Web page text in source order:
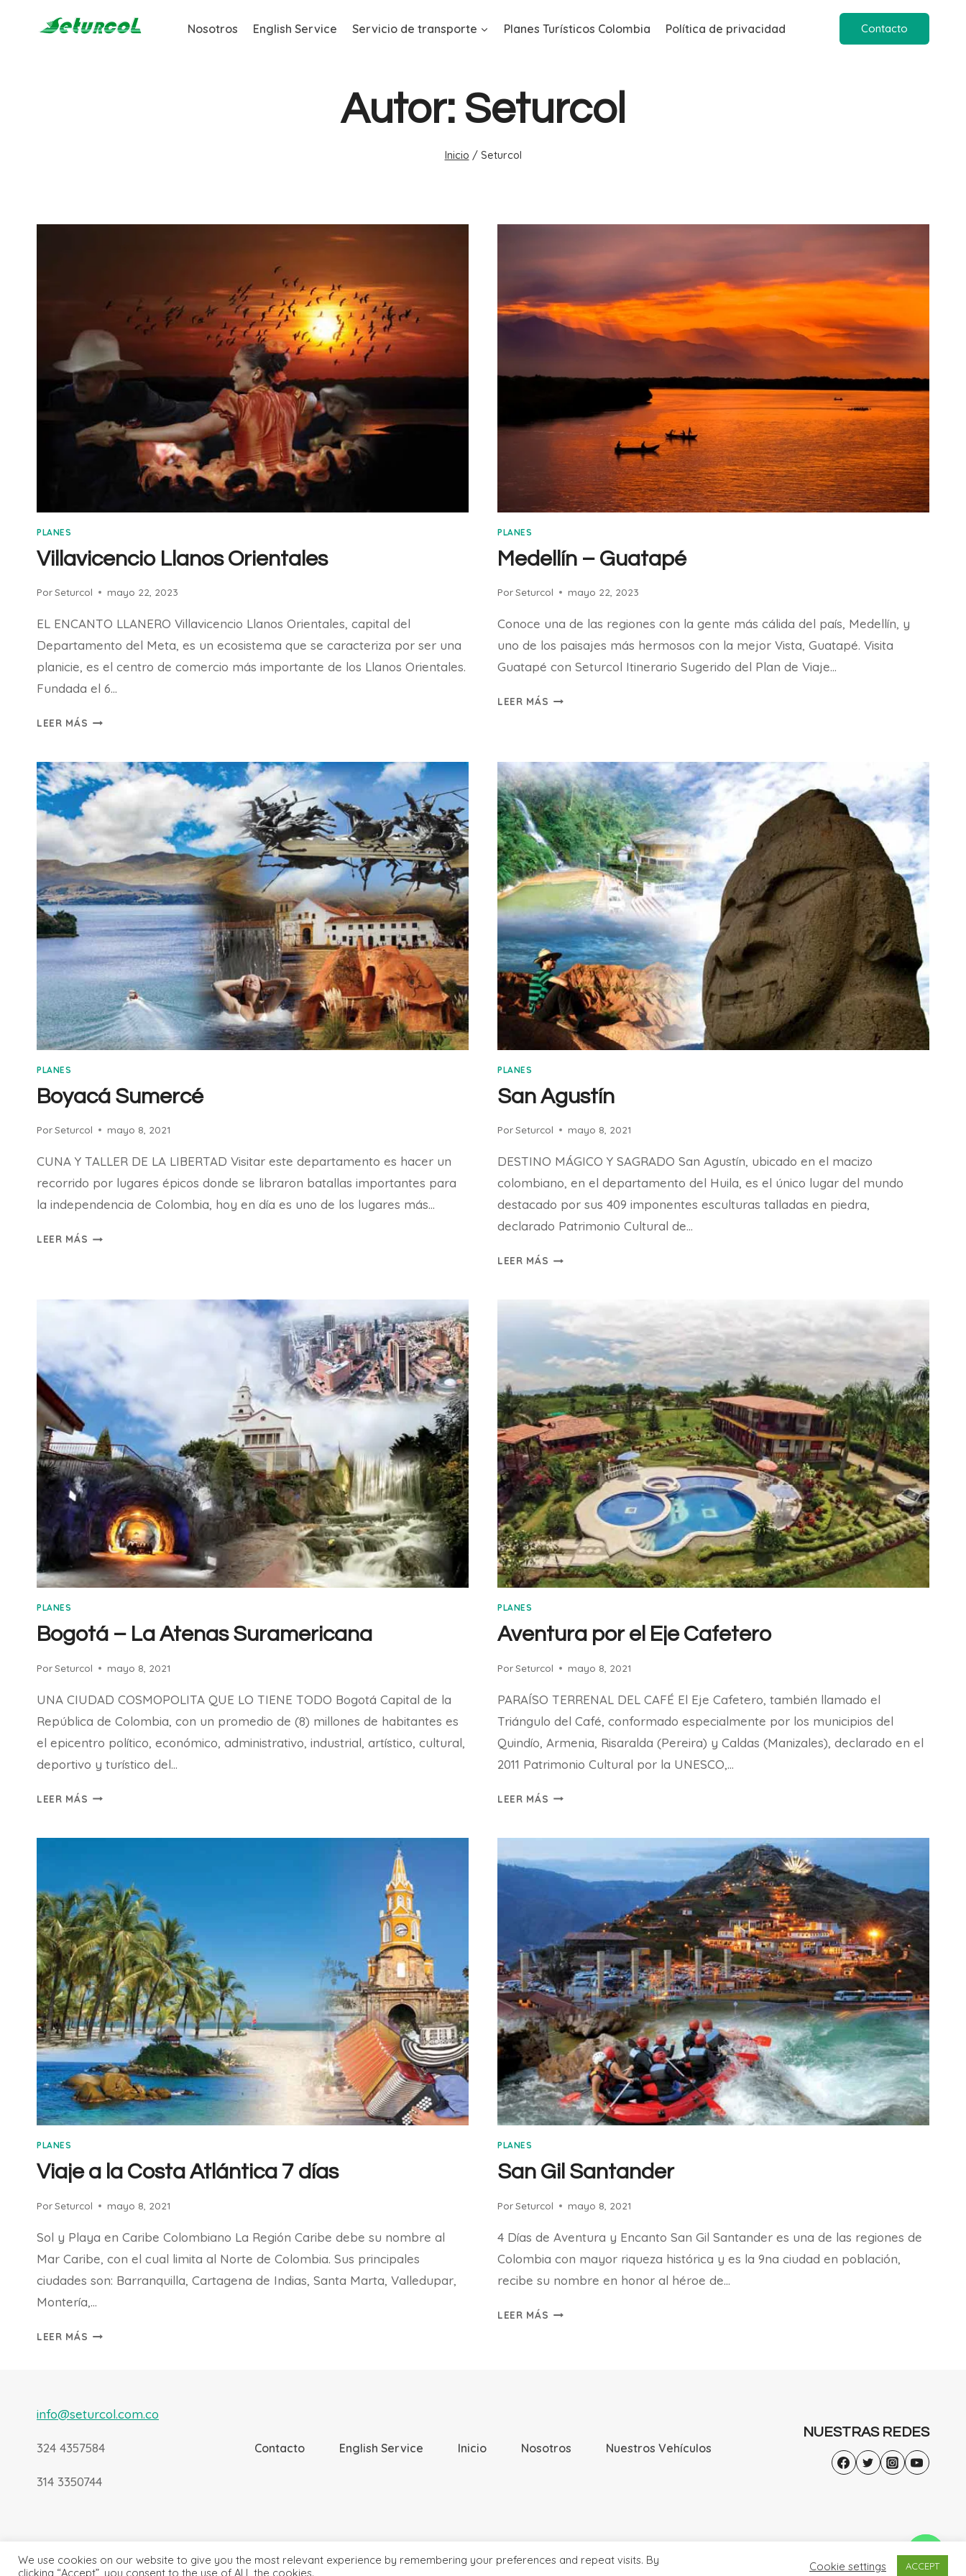
Nosotros English Service Servicio de transporte Planes Turísticos Colombia Política de privacidad Contacto
Autor: Seturcol
Inicio / Seturcol
PLANES
Villavicencio Llanos Orientales
PorSeturcol mayo 22, 2023
EL ENCANTO LLANERO Villavicencio Llanos Orientales, capital del
Departamento del Meta, es un ecosistema que se caracteriza por ser una
planicie, es el centro de comercio más importante de los Llanos Orientales.
Fundada el 6…
LEER MÁS VILLAVICENCIO
PLANES
Medellín – Guatapé
PorSeturcol mayo 22, 2023
Conoce una de las regiones con la gente más cálida del país, Medellín, y
uno de los paisajes más hermosos con la mejor Vista, Guatapé. Visita
Guatapé con Seturcol Itinerario Sugerido del Plan de Viaje…
LEER MÁS MEDELLÍN
PLANES
Boyacá Sumercé
PorSeturcol mayo 8, 2021
CUNA Y TALLER DE LA LIBERTAD Visitar este departamento es hacer un
recorrido por lugares épicos donde se libraron batallas importantes para
la independencia de Colombia, hoy en día es uno de los lugares más…
LEER MÁS BOYACÁ
PLANES
San Agustín
PorSeturcol mayo 8, 2021
DESTINO MÁGICO Y SAGRADO San Agustín, ubicado en el macizo
colombiano, en el departamento del Huila, es el único lugar del mundo
destacado por sus 409 imponentes esculturas talladas en piedra,
declarado Patrimonio Cultural de…
LEER MÁS SAN
PLANES
Bogotá – La Atenas Suramericana
PorSeturcol mayo 8, 2021
UNA CIUDAD COSMOPOLITA QUE LO TIENE TODO Bogotá Capital de la
República de Colombia, con un promedio de (8) millones de habitantes es
el epicentro político, económico, administrativo, industrial, artístico, cultural,
deportivo y turístico del…
LEER MÁS BOGOTÁ
PLANES
Aventura por el Eje Cafetero
PorSeturcol mayo 8, 2021
PARAÍSO TERRENAL DEL CAFÉ El Eje Cafetero, también llamado el
Triángulo del Café, conformado especialmente por los municipios del
Quindío, Armenia, Risaralda (Pereira) y Caldas (Manizales), declarado en el
2011 Patrimonio Cultural por la UNESCO,…
LEER MÁS AVENTURA
CAFETERO
PLANES
Viaje a la Costa Atlántica 7 días
PorSeturcol mayo 8, 2021
Sol y Playa en Caribe Colombiano La Región Caribe debe su nombre al
Mar Caribe, con el cual limita al Norte de Colombia. Sus principales
ciudades son: Barranquilla, Cartagena de Indias, Santa Marta, Valledupar,
Montería,…
LEER MÁS VIAJE
7
PLANES
San Gil Santander
PorSeturcol mayo 8, 2021
4 Días de Aventura y Encanto San Gil Santander es una de las regiones de
Colombia con mayor riqueza histórica y es la 9na ciudad en población,
recibe su nombre en honor al héroe de…
LEER MÁS SAN
info@seturcol.com.co
324 4357584
314 3350744
Contacto English Service Inicio Nosotros Nuestros Vehículos
NUESTRAS REDES
We use cookies on our website to give you the most relevant experience by remembering your preferences and repeat visits. By
clicking “Accept”, you consent to the use of ALL the cookies.
Cookie settings ACCEPT